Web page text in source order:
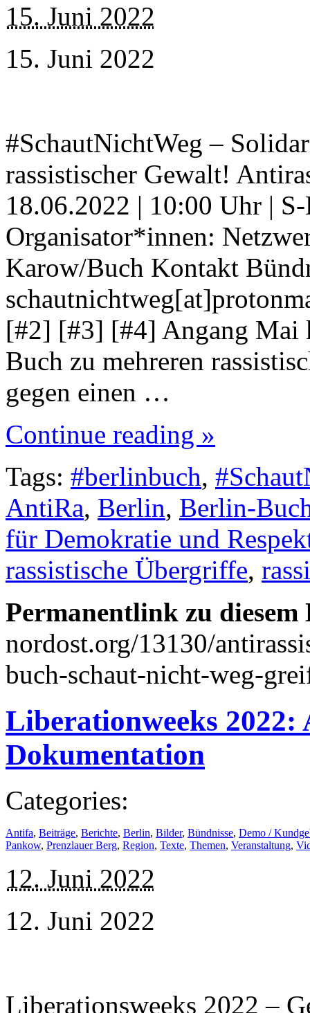
15. Juni 2022
15. Juni 2022
#SchautNichtWeg –
rassistischer Gewalt!
18.06.2022 | 10:00 Uhr |
Organisator*innen:
Karow/Buch Kontakt
[#2] [#3] [#4] Angang Mai
Buch zu mehreren
gegen einen …
Continue reading »
Tags: #berlinbuch,
AntiRa, Berlin, Berlin-
für Demokratie und
rassistische Übergriffe,
Permanentlink zu
nordost.org/13130/
buch-schaut-nicht-weg-
Liberationweeks
Dokumentation
Categories:
Antifa, Beiträge, Berichte, Berlin, Bilder, Bündnisse, Demo /
Pankow, Prenzlauer Berg, Region, Texte, Themen, Veranstaltung,
12. Juni 2022
12. Juni 2022
Liberationsweeks 2022 –